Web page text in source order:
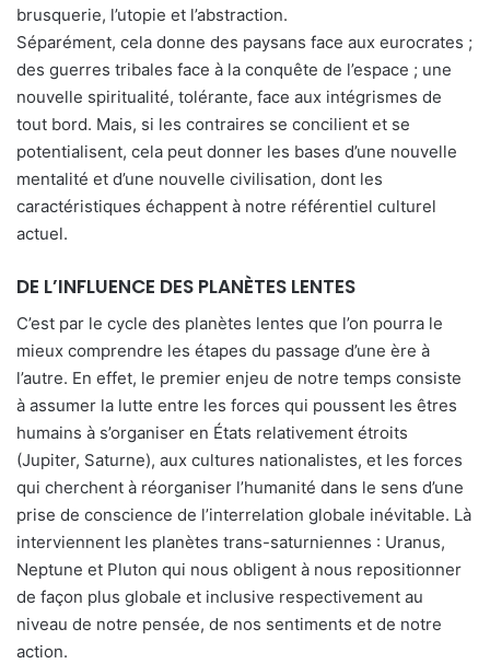
brusquerie, l’utopie et l’abstraction.
Séparément, cela donne des paysans face aux eurocrates ;
des guerres tribales face à la conquête de l’espace ; une
nouvelle spiritualité, tolérante, face aux intégrismes de
tout bord. Mais, si les contraires se concilient et se
potentialisent, cela peut donner les bases d’une nouvelle
mentalité et d’une nouvelle civilisation, dont les
caractéristiques échappent à notre référentiel culturel
actuel.
DE L’INFLUENCE DES PLANÈTES LENTES
C’est par le cycle des planètes lentes que l’on pourra le
mieux comprendre les étapes du passage d’une ère à
l’autre. En effet, le premier enjeu de notre temps consiste
à assumer la lutte entre les forces qui poussent les êtres
humains à s’organiser en États relativement étroits
(Jupiter, Saturne), aux cultures nationalistes, et les forces
qui cherchent à réorganiser l’humanité dans le sens d’une
prise de conscience de l’interrelation globale inévitable. Là
interviennent les planètes trans-saturniennes : Uranus,
Neptune et Pluton qui nous obligent à nous repositionner
de façon plus globale et inclusive respectivement au
niveau de notre pensée, de nos sentiments et de notre
action.